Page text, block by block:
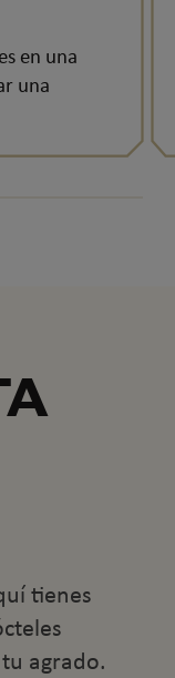
en una
una
tienes
agrado.